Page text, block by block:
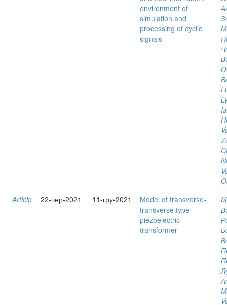
environment of
simulation and
processing of cyclic
signals
Article
22-чер-2021 11-гру-2021
Model of transverse-
transverse type
piezoelectric
transformer